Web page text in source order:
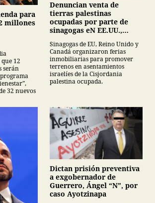
para
millones
12
serán
32 nuevos
Denuncian venta de
tierras palestinas
ocupadas por parte de
sinagogas eN EE.UU.,
Sinagogas de EU, Reino Unido y
Canadá organizaron ferias
inmobiliarias para promover
terrenos en asentamientos
israelíes de la Cisjordania
palestina ocupada.
Dictan prisión preventiva
a exgobernador de
Guerrero, Ángel “N”, por
caso Ayotzinapa